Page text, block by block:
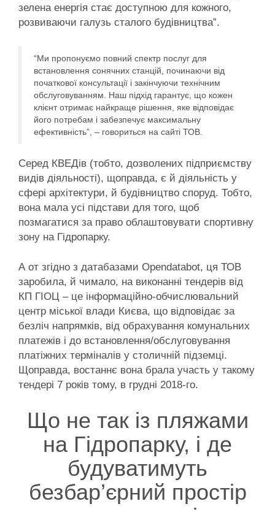
зелена енергія стає доступною для кожного,
розвиваючи галузь сталого будівництва”.
“Ми пропонуємо повний спектр послуг для
встановлення сонячних станцій, починаючи від
початкової консультації і закінчуючи технічним
обслуговуванням. Наш підхід гарантує, що кожен
клієнт отримає найкраще рішення, яке відповідає
його потребам і забезпечує максимальну
ефективність”, – говориться на сайті ТОВ.
Серед КВЕДів (тобто, дозволених підприємству
видів діяльності), щоправда, є й діяльність у
сфері архітектури, й будівництво споруд. Тобто,
вона мала усі підстави для того, щоб
позмагатися за право облаштовувати спортивну
зону на Гідропарку.
А от згідно з датабазами Opendatabot, ця ТОВ
заробила, й чимало, на виконанні тендерів від
КП ГІОЦ – це інформаційно-обчислювальний
центр міської влади Києва, що відповідає за
безліч напрямків, від обрахування комунальних
платежів і до встановлення/обслуговування
платіжних терміналів у столичній підземці.
Щоправда, востаннє вона брала участь у такому
тендері 7 років тому, в грудні 2018-го.
Що не так із пляжами
на Гідропарку, і де
будуватимуть
безбар’єрний простір